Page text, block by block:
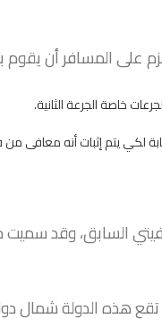
على المسافر أن
خاصة الجرعة الثانية.
لكي يتم إثبات أنه معافى
السابق، وقد
هذه الدولة شمال